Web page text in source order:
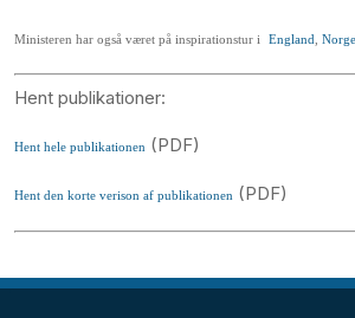
Ministeren har også været på inspirationstur i England Norge
Hent publikationer:
Hent hele publikationen (PDF)
Hent den korte verison af publikationen (PDF)